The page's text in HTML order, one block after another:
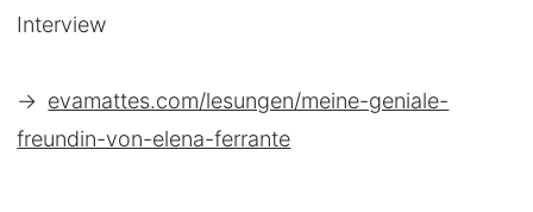
Interview
→ evamattes.com/lesungen/meine-geniale-
freundin-von-elena-ferrante